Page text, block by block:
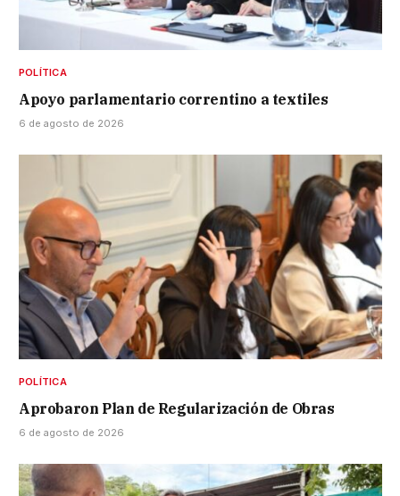
POLÍTICA
Apoyo parlamentario correntino a textiles
6 de agosto de 2026
POLÍTICA
Aprobaron Plan de Regularización de Obras
6 de agosto de 2026